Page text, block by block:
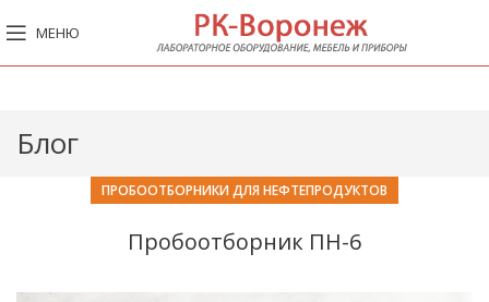
МЕНЮ
Блог
ПРОБООТБОРНИКИ ДЛЯ НЕФТЕПРОДУКТОВ
Пробоотборник ПН-6